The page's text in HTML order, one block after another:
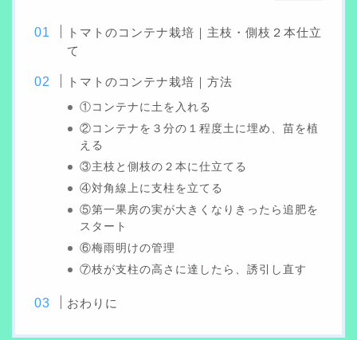
トマトのコンテナ栽培｜主枝・側枝２本仕立
て
トマトのコンテナ栽培｜方法
①コンテナに土を入れる
②コンテナを３分の１程度土に埋め、苗を植
える
③主枝と側枝の２本に仕立てる
④対角線上に支柱を立てる
⑤第一果房の実が大きくなりきったら追肥を
スタート
⑥梅雨明けの管理
⑦枝が支柱の高さに達したら、誘引し直す
おわりに